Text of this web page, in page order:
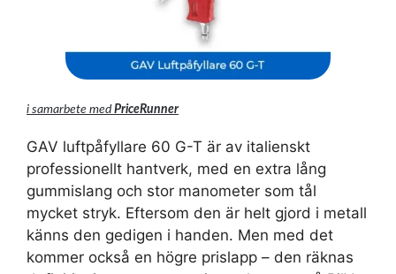
i samarbete medPriceRunner
GAV luftpåfyllare 60 G-T är av italienskt
professionellt hantverk, med en extra lång
gummislang och stor manometer som tål
mycket stryk. Eftersom den är helt gjord i metall
känns den gedigen i handen. Men med det
kommer också en högre prislapp – den räknas